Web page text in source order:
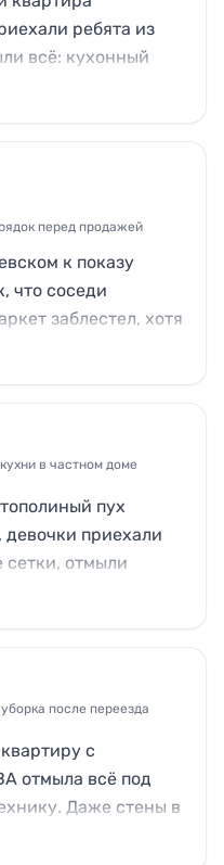
ребята из
всё: кухонный
с паркета, даже
диван,
к вам!
перед продажей
к показу
что соседи
заблестел, хотя
Въевшийся
уютом.
в частном доме
пух
девочки приехали
сетки, отмыли
уже пекло.
будем на
после переезда
с
отмыла всё под
Даже стены в
полос.